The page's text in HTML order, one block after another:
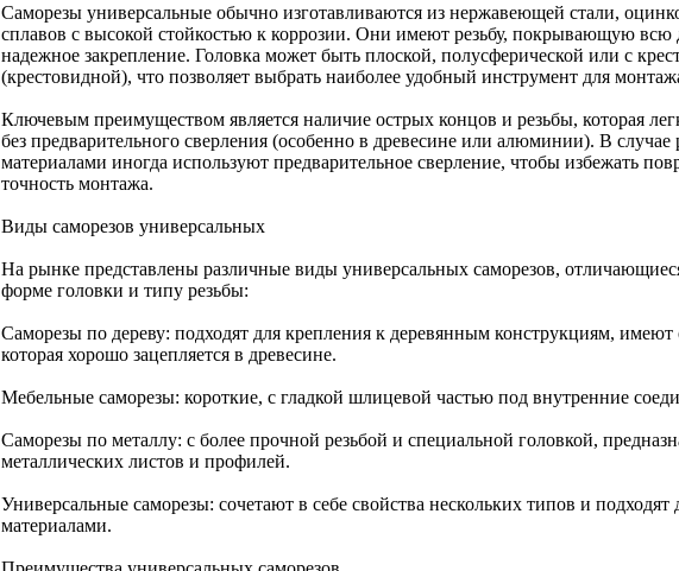
Саморезы универсальные обычно изготавливаются из нержавеющей стали,
сплавов с высокой стойкостью к коррозии. Они имеют резьбу, покрывающую всю
надежное закрепление. Головка может быть плоской, полусферической или с
(крестовидной), что позволяет выбрать наиболее удобный инструмент для
Ключевым преимуществом является наличие острых концов и резьбы, которая
без предварительного сверления (особенно в древесине или алюминии). В
материалами иногда используют предварительное сверление, чтобы избежать
точность монтажа.
Виды саморезов универсальных
На рынке представлены различные виды универсальных саморезов,
форме головки и типу резьбы:
Саморезы по дереву: подходят для крепления к деревянным конструкциям, имеют
которая хорошо зацепляется в древесине.
Мебельные саморезы: короткие, с гладкой шлицевой частью под внутренние
Саморезы по металлу: с более прочной резьбой и специальной головкой,
металлических листов и профилей.
Универсальные саморезы: сочетают в себе свойства нескольких типов и
материалами.